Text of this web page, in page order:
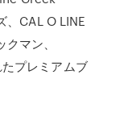
、CAL O LINE
マン、
プレミアムブ